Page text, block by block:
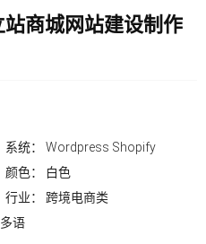
商城网站建设制作
系统： Wordpress Shopify
颜色：
白色
行业： 跨境电商类
语